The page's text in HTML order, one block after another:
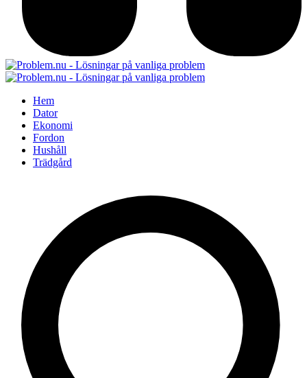
Hem
Dator
Ekonomi
Fordon
Hushåll
Trädgård